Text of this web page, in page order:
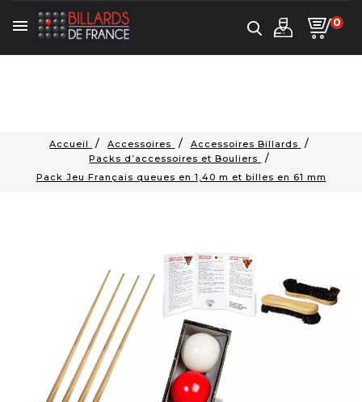
 0
Accueil Accessoires
Accessoires Billards
Packs d’accessoires et Bouliers
Pack Jeu Français queues en 1,40 m et billes en 61 mm